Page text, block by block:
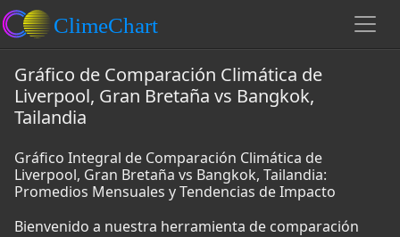
Gráfico de Comparación Climática de
Liverpool, Gran Bretaña vs Bangkok,
Tailandia
Gráfico Integral de Comparación Climática de
Liverpool, Gran Bretaña vs Bangkok, Tailandia:
Promedios Mensuales y Tendencias de Impacto
Bienvenido a nuestra herramienta de comparación